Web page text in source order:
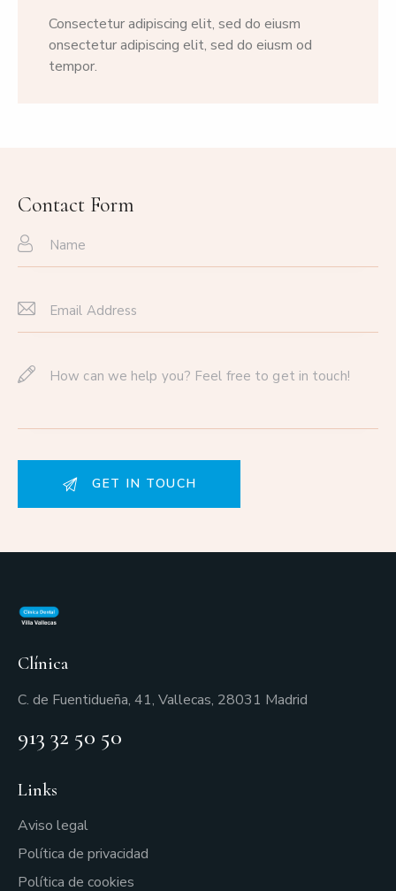
Consectetur adipiscing elit, sed do eiusm
onsectetur adipiscing elit, sed do eiusm od
tempor.
Contact Form
Clínica
C. de Fuentidueña, 41, Vallecas, 28031 Madrid
913 32 50 50
Links
Aviso legal
Política de privacidad
Política de cookies